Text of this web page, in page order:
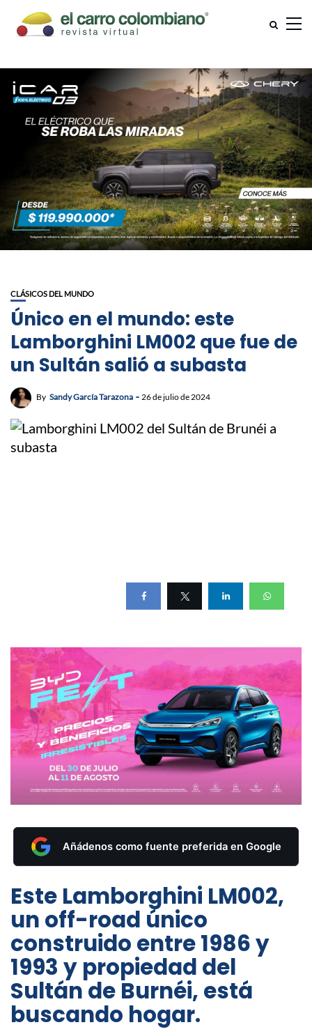
CLÁSICOS DEL MUNDO
Único en el mundo: este
Lamborghini LM002 que fue de
un Sultán salió a subasta
By Sandy García Tarazona 26 de julio de 2024
Añádenos como fuente preferida en Google
Este Lamborghini LM002,
un off-road único
construido entre 1986 y
1993 y propiedad del
Sultán de Burnéi, está
buscando hogar.